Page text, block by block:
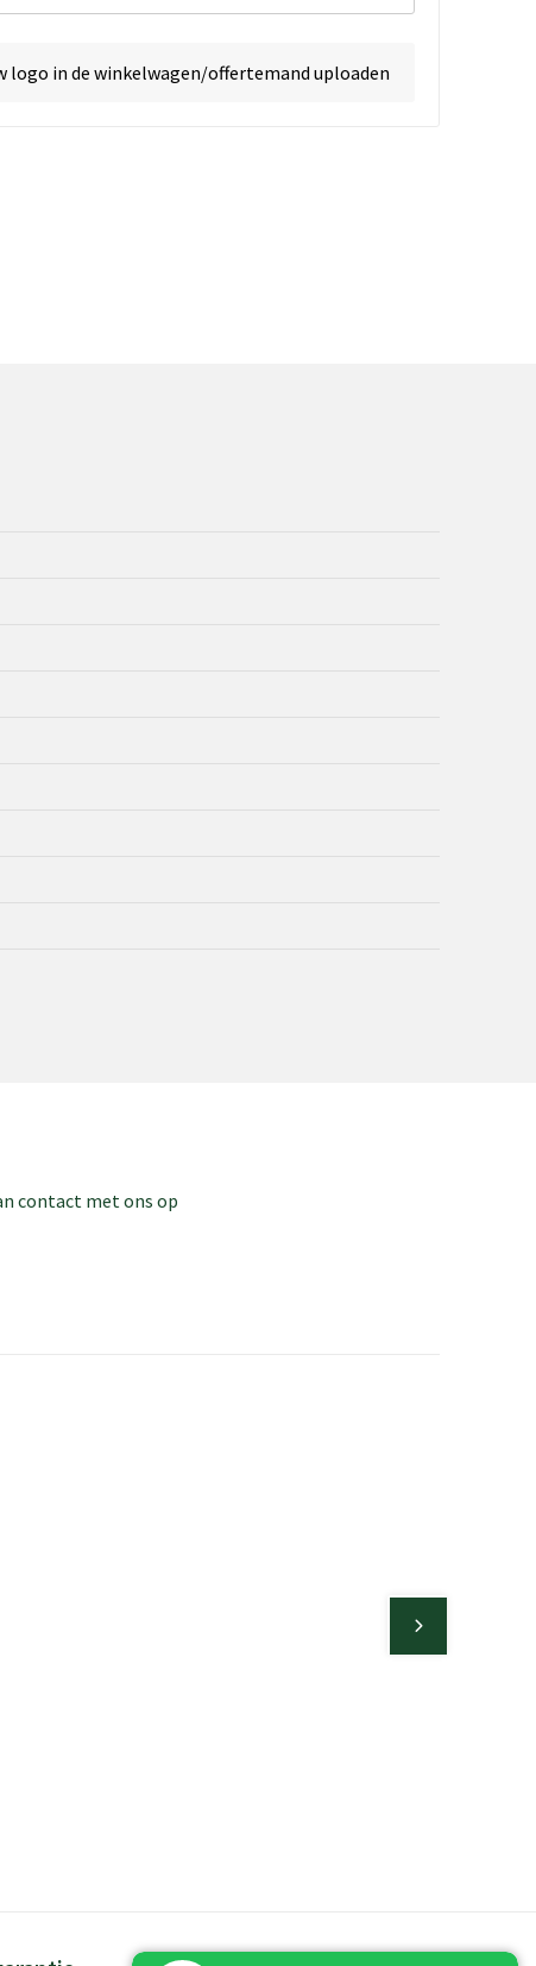
logo in de winkelwagen/offertemand uploaden
contact met ons op